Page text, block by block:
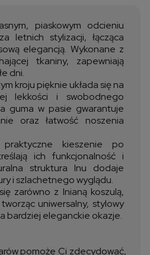
piaskowym odcieniu
letnich stylizacji, łącząca
elegancją. Wykonane z
tkaniny, zapewniają
dni.
kroju pięknie układa się na
lekkości i swobodnego
guma w pasie gwarantuje
oraz łatwość noszenia
kieszenie po
ich funkcjonalność i
struktura lnu dodaje
i szlachetnego wyglądu.
zarówno z lnianą koszulą,
uniwersalny, stylowy
bardziej eleganckie okazje.
pomoże Ci zdecydować,